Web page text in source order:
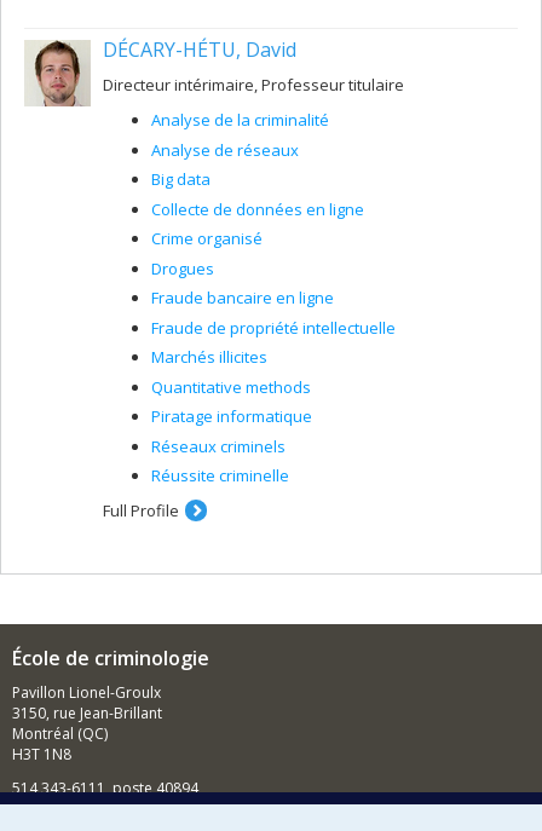
DÉCARY-HÉTU, David
Directeur intérimaire, Professeur titulaire
Analyse de la criminalité
Analyse de réseaux
Big data
Collecte de données en ligne
Crime organisé
Drogues
Fraude bancaire en ligne
Fraude de propriété intellectuelle
Marchés illicites
Quantitative methods
Piratage informatique
Réseaux criminels
Réussite criminelle
Full Profile
École de criminologie
Pavillon Lionel-Groulx
3150, rue Jean-Brillant
Montréal (QC)
H3T 1N8
514 343-6111, poste 40894